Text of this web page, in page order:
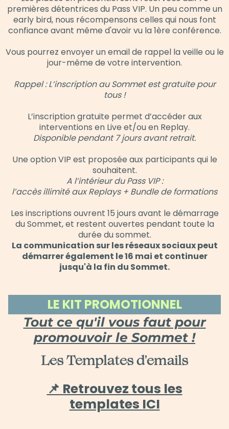
premières détentrices du Pass VIP. Un peu comme un
early bird, nous récompensons celles qui nous font
confiance avant même d'avoir vu la 1ère conférence.
Vous pourrez envoyer un email de rappel la veille ou le
jour-même de votre intervention.
Rappel : L’inscription au Sommet est gratuite pour
tous !
L’inscription gratuite permet d’accéder aux
interventions en Live et/ou en Replay.
Disponible pendant 7 jours avant retrait.
Une option VIP est proposée aux participants qui le
souhaitent.
A l’intérieur du Pass VIP :
l’accès illimité aux Replays + Bundle de formations
Les inscriptions ouvrent 15 jours avant le démarrage
du Sommet, et restent ouvertes pendant toute la
durée du sommet.
La communication sur les réseaux sociaux peut
démarrer également le 16 mai et continuer
jusqu'à la fin du Sommet.
LE KIT PROMOTIONNEL
Tout ce qu'il vous faut pour
promouvoir le Sommet !
Les Templates d'emails
📌 Retrouvez tous les
templates ICI